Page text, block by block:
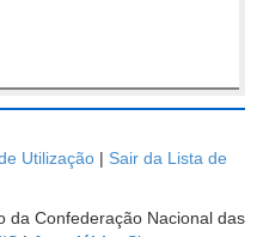
Utilização | Sair da Lista de
da Confederação Nacional das